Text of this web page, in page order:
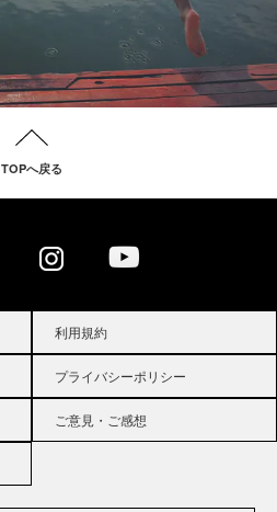
TOPへ戻る
利用規約
プライバシーポリシー
ご意見・ご感想